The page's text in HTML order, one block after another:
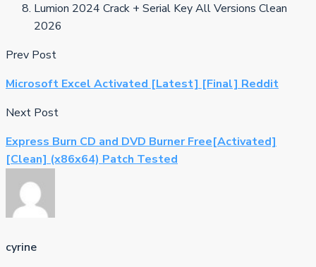
Lumion 2024 Crack + Serial Key All Versions Clean
2026
Prev Post
Microsoft Excel Activated [Latest] [Final] Reddit
Next Post
Express Burn CD and DVD Burner Free[Activated]
[Clean] (x86x64) Patch Tested
cyrine